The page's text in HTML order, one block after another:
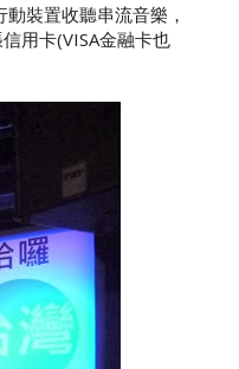
裝置收聽串流音樂，
用卡(VISA金融卡也